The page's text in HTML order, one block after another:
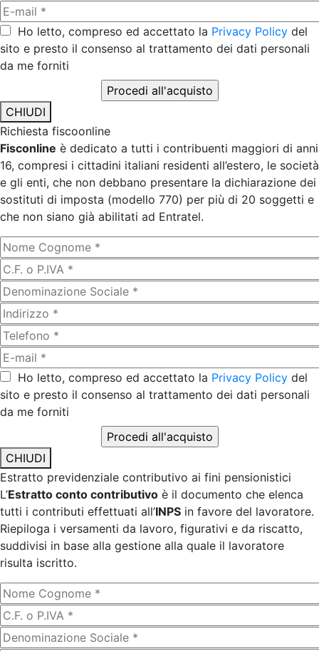
Ho letto, compreso ed accettato la Privacy Policy del
sito e presto il consenso al trattamento dei dati personali
da me forniti
CHIUDI
Richiesta fiscoonline
Fisconline è dedicato a tutti i contribuenti maggiori di anni
16, compresi i cittadini italiani residenti all’estero, le società
e gli enti, che non debbano presentare la dichiarazione dei
sostituti di imposta (modello 770) per più di 20 soggetti e
che non siano già abilitati ad Entratel.
Ho letto, compreso ed accettato la Privacy Policy del
sito e presto il consenso al trattamento dei dati personali
da me forniti
CHIUDI
Estratto previdenziale contributivo ai fini pensionistici
L’Estratto conto contributivo è il documento che elenca
tutti i contributi effettuati all’INPS in favore del lavoratore.
Riepiloga i versamenti da lavoro, figurativi e da riscatto,
suddivisi in base alla gestione alla quale il lavoratore
risulta iscritto.